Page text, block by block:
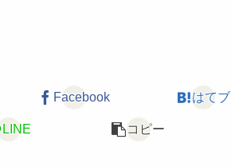
Facebook はてブ
LINE コピー